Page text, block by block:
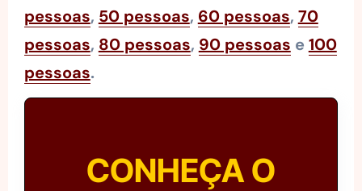
pessoas, 50 pessoas, 60 pessoas, 70
pessoas, 80 pessoas, 90 pessoas e 100
pessoas.
CONHEÇA O